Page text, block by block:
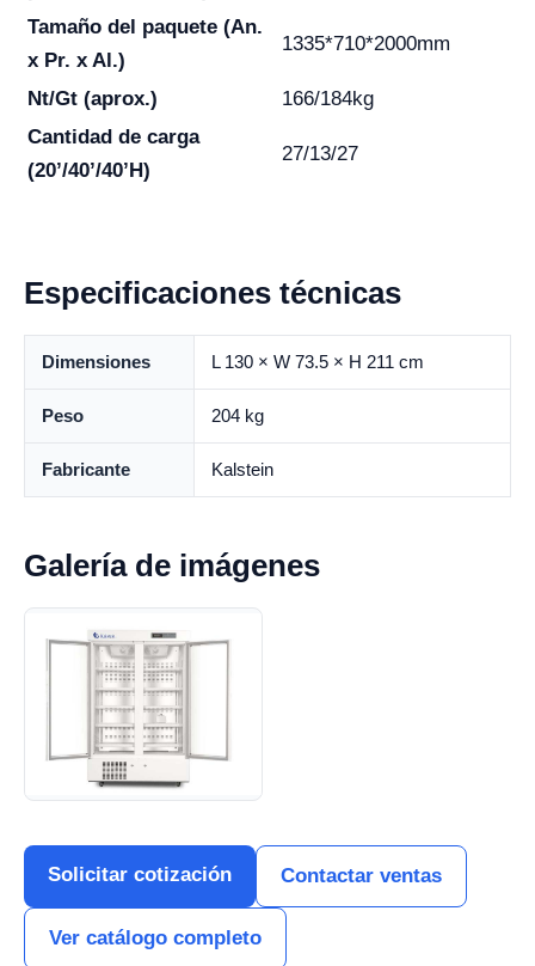
Tamaño del paquete (An.
x Pr. x Al.)
1335*710*2000mm
Nt/Gt (aprox.)
166/184kg
Cantidad de carga
(20’/40’/40’H)
27/13/27
Especificaciones técnicas
Dimensiones L 130 × W 73.5 × H 211 cm
Peso 204 kg
Fabricante Kalstein
Galería de imágenes
Solicitar cotización Contactar ventas
Ver catálogo completo